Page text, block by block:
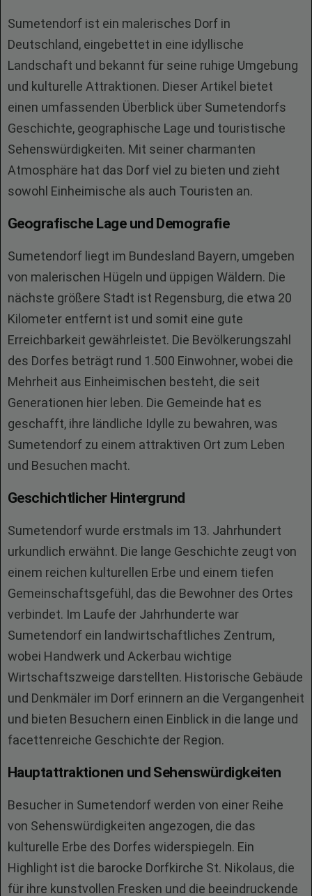
Sumetendorf ist ein malerisches Dorf in
Deutschland, eingebettet in eine idyllische
Landschaft und bekannt für seine ruhige Umgebung
und kulturelle Attraktionen. Dieser Artikel bietet
einen umfassenden Überblick über Sumetendorfs
Geschichte, geographische Lage und touristische
Sehenswürdigkeiten. Mit seiner charmanten
Atmosphäre hat das Dorf viel zu bieten und zieht
sowohl Einheimische als auch Touristen an.
Geografische Lage und Demografie
Sumetendorf liegt im Bundesland Bayern, umgeben
von malerischen Hügeln und üppigen Wäldern. Die
nächste größere Stadt ist Regensburg, die etwa 20
Kilometer entfernt ist und somit eine gute
Erreichbarkeit gewährleistet. Die Bevölkerungszahl
des Dorfes beträgt rund 1.500 Einwohner, wobei die
Mehrheit aus Einheimischen besteht, die seit
Generationen hier leben. Die Gemeinde hat es
geschafft, ihre ländliche Idylle zu bewahren, was
Sumetendorf zu einem attraktiven Ort zum Leben
und Besuchen macht.
Geschichtlicher Hintergrund
Sumetendorf wurde erstmals im 13. Jahrhundert
urkundlich erwähnt. Die lange Geschichte zeugt von
einem reichen kulturellen Erbe und einem tiefen
Gemeinschaftsgefühl, das die Bewohner des Ortes
verbindet. Im Laufe der Jahrhunderte war
Sumetendorf ein landwirtschaftliches Zentrum,
wobei Handwerk und Ackerbau wichtige
Wirtschaftszweige darstellten. Historische Gebäude
und Denkmäler im Dorf erinnern an die Vergangenheit
und bieten Besuchern einen Einblick in die lange und
facettenreiche Geschichte der Region.
Hauptattraktionen und Sehenswürdigkeiten
Besucher in Sumetendorf werden von einer Reihe
von Sehenswürdigkeiten angezogen, die das
kulturelle Erbe des Dorfes widerspiegeln. Ein
Highlight ist die barocke Dorfkirche St. Nikolaus, die
für ihre kunstvollen Fresken und die beeindruckende